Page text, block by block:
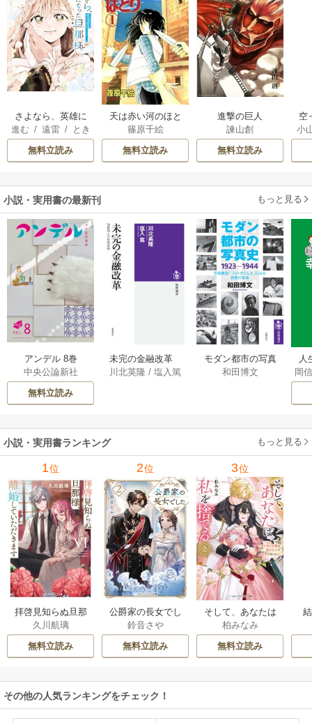
さよなら、英雄に
なった旦那様 ～
ただ祈るだけの役
立たずな妻のはず
進む / 遠雷/ とき
間
無料立読み
天は赤い河のほと
り
篠原千絵
無料立読み
進撃の巨人
諫山創
無料立読み
空
小
小説・実用書の最新刊 もっと見る
アンデル 8巻
中央公論新社
無料立読み
未完の金融改革
――池尾和人の政
川北英隆 /塩入篤
モダン都市の写真
史 1923－1944
和田博文
人
教
岡
小説・実用書ランキング もっと見る
1位
拝啓見知らぬ旦那
様、離婚していた
だきます
久川航璃
無料立読み
2位
公爵家の長女でし
た
鈴音さや
無料立読み
3位
そして、あなたは
私を捨てる
柏みなみ
無料立読み
その他の人気ランキングをチェック！